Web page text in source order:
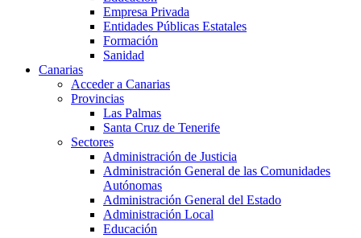
Empresa Privada
Entidades Públicas Estatales
Formación
Sanidad
Canarias
Acceder a Canarias
Provincias
Las Palmas
Santa Cruz de Tenerife
Sectores
Administración de Justicia
Administración General de las Comunidades
Autónomas
Administración General del Estado
Administración Local
Educación